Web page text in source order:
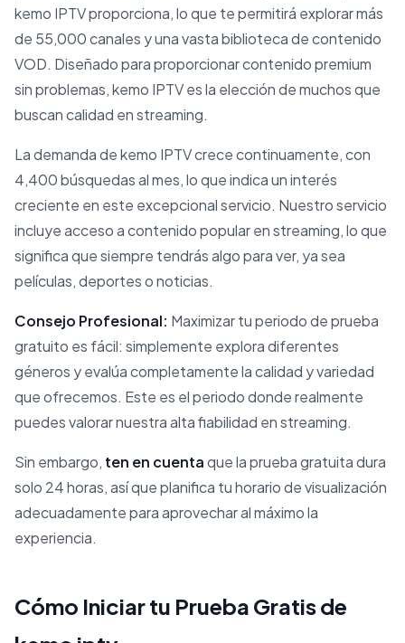
kemo IPTV proporciona, lo que te permitirá explorar más
de 55,000 canales y una vasta biblioteca de contenido
VOD. Diseñado para proporcionar contenido premium
sin problemas, kemo IPTV es la elección de muchos que
buscan calidad en streaming.
La demanda de kemo IPTV crece continuamente, con
4,400 búsquedas al mes, lo que indica un interés
creciente en este excepcional servicio. Nuestro servicio
incluye acceso a contenido popular en streaming, lo que
significa que siempre tendrás algo para ver, ya sea
películas, deportes o noticias.
Consejo Profesional: Maximizar tu periodo de prueba
gratuito es fácil: simplemente explora diferentes
géneros y evalúa completamente la calidad y variedad
que ofrecemos. Este es el periodo donde realmente
puedes valorar nuestra alta fiabilidad en streaming.
Sin embargo, ten en cuentaque la prueba gratuita dura
solo 24 horas, así que planifica tu horario de visualización
adecuadamente para aprovechar al máximo la
experiencia.
Cómo Iniciar tu Prueba Gratis de